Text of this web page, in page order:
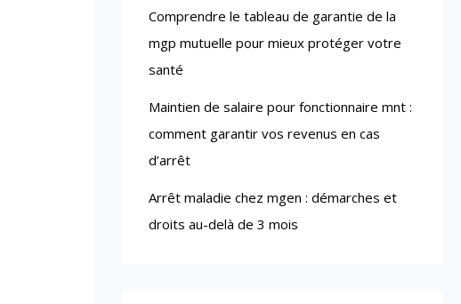
Comprendre le tableau de garantie de la
mgp mutuelle pour mieux protéger votre
santé
Maintien de salaire pour fonctionnaire mnt :
comment garantir vos revenus en cas
d’arrêt
Arrêt maladie chez mgen : démarches et
droits au-delà de 3 mois